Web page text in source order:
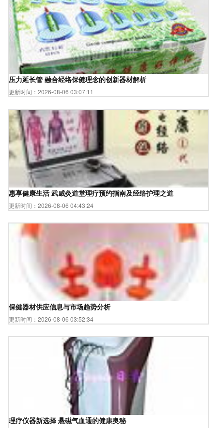
压力延长管 融合经络保健理念的创新器材解析
更新时间：2026-08-06 03:07:11
惠享健康生活 武威灸道堂理疗预约指南及经络护理之道
更新时间：2026-08-06 04:43:24
保健器材供应信息与市场趋势分析
更新时间：2026-08-06 03:52:34
理疗仪器新选择 悬磁气血通的健康奥秘